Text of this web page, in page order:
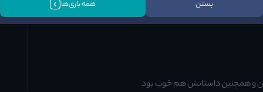
و همچنین داستانش هم خوب بود
بستن همه بازی‌ها